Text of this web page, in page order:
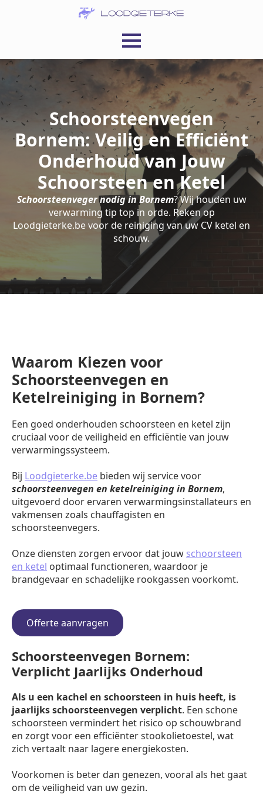
Schoorsteenvegen
Bornem: Veilig en Efficiënt
Onderhoud van Jouw
Schoorsteen en Ketel
Schoorsteenveger nodig in Bornem? Wij houden uw
verwarming tip top in orde. Reken op
Loodgieterke.be voor de reiniging van uw CV ketel en
schouw.
Waarom Kiezen voor
Schoorsteenvegen en
Ketelreiniging in Bornem?
Een goed onderhouden schoorsteen en ketel zijn
cruciaal voor de veiligheid en efficiëntie van jouw
verwarmingssysteem.
Bij Loodgieterke.be bieden wij service voor
schoorsteenvegen en ketelreiniging in Bornem,
uitgevoerd door ervaren verwarmingsinstallateurs en
vakmensen zoals chauffagisten en
schoorsteenvegers.
Onze diensten zorgen ervoor dat jouw schoorsteen
en ketel optimaal functioneren, waardoor je
brandgevaar en schadelijke rookgassen voorkomt.
Offerte aanvragen
Schoorsteenvegen Bornem:
Verplicht Jaarlijks Onderhoud
Als u een kachel en schoorsteen in huis heeft, is
jaarlijks schoorsteenvegen verplicht. Een schone
schoorsteen vermindert het risico op schouwbrand
en zorgt voor een efficiënter stookolietoestel, wat
zich vertaalt naar lagere energiekosten.
Voorkomen is beter dan genezen, vooral als het gaat
om de veiligheid van uw gezin.